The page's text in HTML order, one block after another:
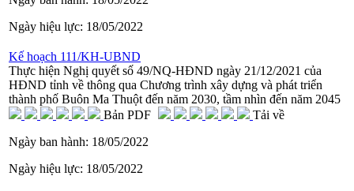
Ngày hiệu lực: 18/05/2022
Kế hoạch 111/KH-UBND
Thực hiện Nghị quyết số 49/NQ-HĐND ngày 21/12/2021 của
HĐND tỉnh về thông qua Chương trình xây dựng và phát triển
thành phố Buôn Ma Thuột đến năm 2030, tầm nhìn đến năm 2045
Bản PDF
Tải về
Ngày ban hành: 18/05/2022
Ngày hiệu lực: 18/05/2022